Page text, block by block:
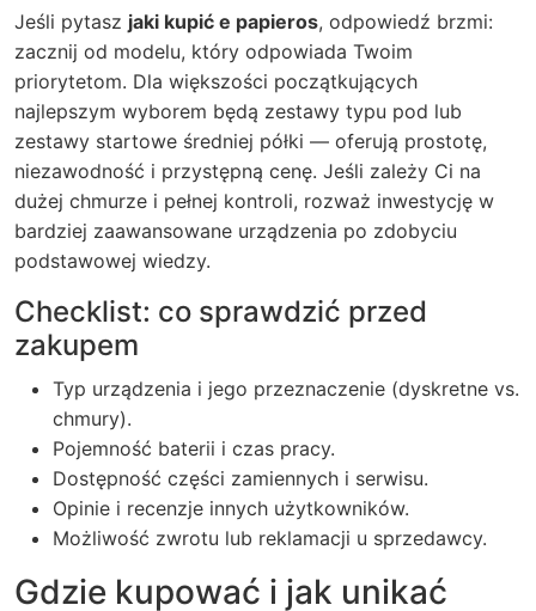
Jeśli pytasz jaki kupić e papieros, odpowiedź brzmi:
zacznij od modelu, który odpowiada Twoim
priorytetom. Dla większości początkujących
najlepszym wyborem będą zestawy typu pod lub
zestawy startowe średniej półki — oferują prostotę,
niezawodność i przystępną cenę. Jeśli zależy Ci na
dużej chmurze i pełnej kontroli, rozważ inwestycję w
bardziej zaawansowane urządzenia po zdobyciu
podstawowej wiedzy.
Checklist: co sprawdzić przed
zakupem
Typ urządzenia i jego przeznaczenie (dyskretne vs.
chmury).
Pojemność baterii i czas pracy.
Dostępność części zamiennych i serwisu.
Opinie i recenzje innych użytkowników.
Możliwość zwrotu lub reklamacji u sprzedawcy.
Gdzie kupować i jak unikać